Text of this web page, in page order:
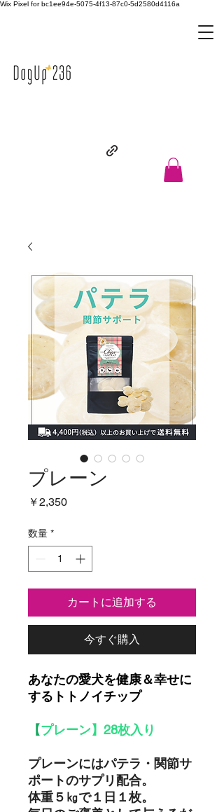
Wix Pixel for bc1ee94e-5075-4f13-87c0-5d2580d4116a
プレーン
￥2,350価
数量 *
カートに追加する
今すぐ購入
あなたの愛犬を健康＆幸せに
するトトノイチップ
【プレーン】28枚入り
プレーンにはパテラ・関節サ
ポートのサプリ配合。
体重５㎏で１日１枚。